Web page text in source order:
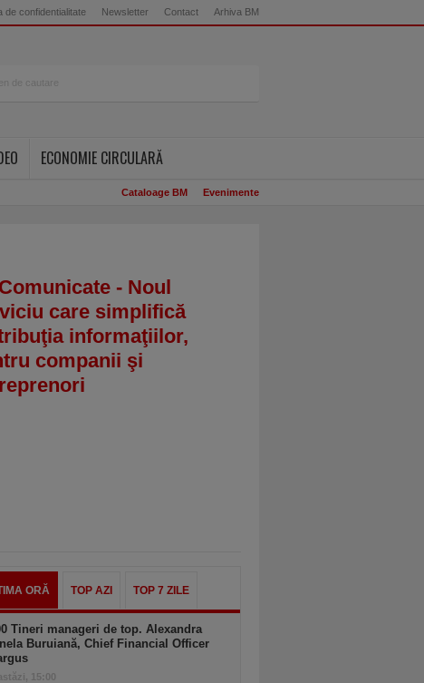
de confidentialitate Newsletter Contact Arhiva BM
ECONOMIE CIRCULARĂ
Cataloage BM Evenimente
- Noul
care simplifică
informaţiilor,
companii şi
ORĂ TOP AZI TOP 7 ZILE
Tineri manageri de top. Alexandra
Buruiană, Chief Financial Officer
15:00